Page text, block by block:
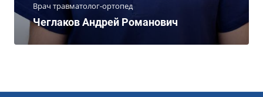
Врач травматолог-ортопед
Чеглаков Андрей Романович